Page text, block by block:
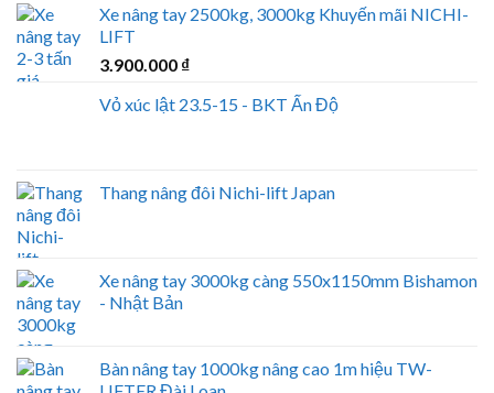
Xe nâng tay 2500kg, 3000kg Khuyến mãi NICHI-
LIFT
3.900.000 ₫
Vỏ xúc lật 23.5-15 - BKT Ấn Độ
Thang nâng đôi Nichi-lift Japan
Xe nâng tay 3000kg càng 550x1150mm Bishamon
- Nhật Bản
Bàn nâng tay 1000kg nâng cao 1m hiệu TW-